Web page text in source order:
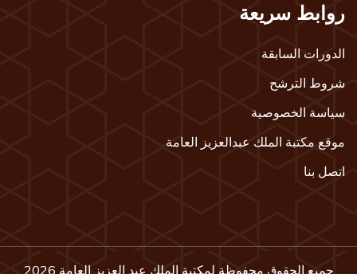
روابط سريعة
الدورات السابقة
شروط الترشح
سياسة الخصوصية
موقع مكتبة الملك عبدالعزيز العامة
اتصل بنا
جميع الحقوق محفوظة لمكتبة الملك عبد العزيز العامة 2026